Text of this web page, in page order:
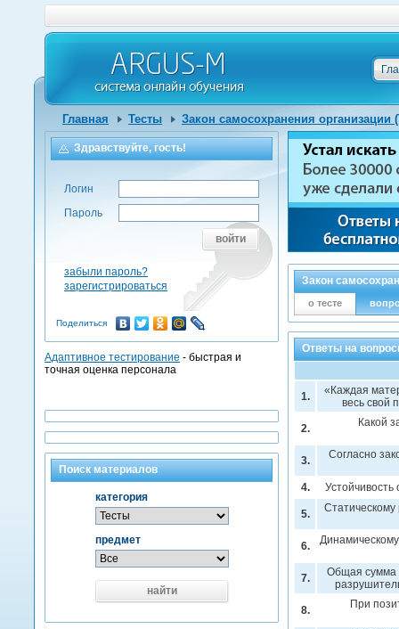
Главная Тесты Закон самосохранения
Закон
о тесте
Ответы на
1.
«Каждая
весь свой
2. Какой
3. Согласно
4.
5. Статическому
6.
7.
Общая сумма
8. При
Здравствуйте, гость!
Логин
Пароль
войти
забыли пароль?
зарегистрироваться
Поделиться
Адаптивное тестирование - быстрая и
точная оценка персонала
Поиск материалов
категория
предмет
найти